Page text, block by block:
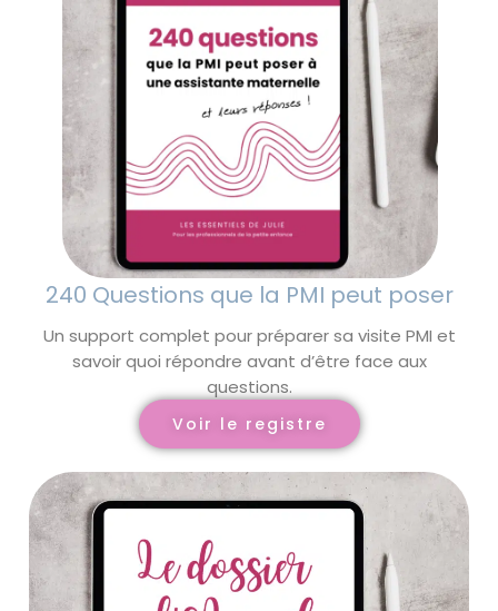
240 Questions que la PMI peut poser
Un support complet pour préparer sa visite PMI et
savoir quoi répondre avant d’être face aux
questions.
Voir le registre